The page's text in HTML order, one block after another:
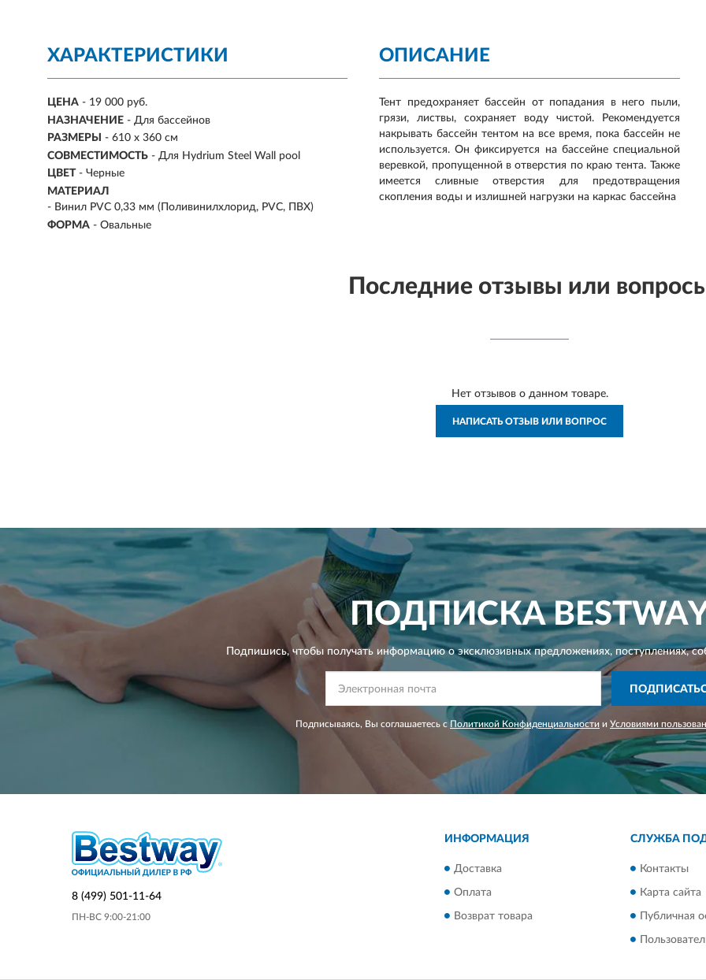
ХАРАКТЕРИСТИКИ
ЦЕНА - 19 000 руб.
НАЗНАЧЕНИЕ - Для бассейнов
РАЗМЕРЫ
- 610 х 360 см
СОВМЕСТИМОСТЬ - Для Hydrium Steel Wall pool
ЦВЕТ - Черные
МАТЕРИАЛ
- Винил PVC 0,33 мм (Поливинилхлорид, PVC, ПВХ)
ФОРМА - Овальные
ОПИСАНИЕ
Тент предохраняет бассейн от попадания в него пыли,
грязи, листвы, сохраняет воду чистой. Рекомендуется
накрывать бассейн тентом на все время, пока бассейн не
используется. Он фиксируется на бассейне специальной
веревкой, пропущенной в отверстия по краю тента. Также
имеется сливные отверстия для предотвращения
скопления воды и излишней нагрузки на каркас бассейна
Последние отзывы или
Нет отзывов о данном товаре.
НАПИСАТЬ ОТЗЫВ ИЛИ ВОПРОС
ПОДПИСКА
Подпишись, чтобы получать информацию о эксклюзивных предложениях,поступлениях,
Подписываясь, Вы соглашаетесь сПолитикой Конфиденциальности и Условиями
8 (499) 501-11-64
ПН-ВС 9:00-21:00
ИНФОРМАЦИЯ
Доставка
Оплата
Возврат товара
СЛУЖБА
Контакты
Карта сайта
Публичная